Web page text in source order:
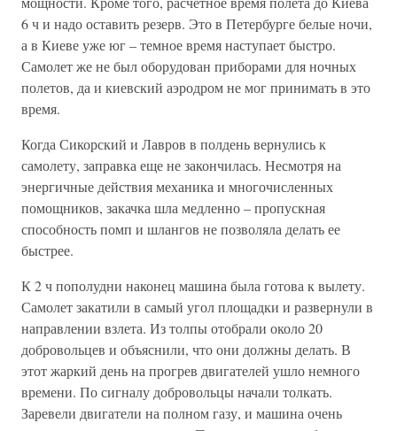
6 ч и надо оставить резерв. Это в Петербурге белые ночи,
а в Киеве уже юг – темное время наступает быстро.
Самолет же не был оборудован приборами для ночных
полетов, да и киевский аэродром не мог принимать в это
время.
Когда Сикорский и Лавров в полдень вернулись к
самолету, заправка еще не закончилась. Несмотря на
энергичные действия механика и многочисленных
помощников, закачка шла медленно – пропускная
способность помп и шлангов не позволяла делать ее
быстрее.
К 2 ч пополудни наконец машина была готова к вылету.
Самолет закатили в самый угол площадки и развернули в
направлении взлета. Из толпы отобрали около 20
добровольцев и объяснили, что они должны делать. В
этот жаркий день на прогрев двигателей ушло немного
времени. По сигналу добровольцы начали толкать.
Заревели двигатели на полном газу, и машина очень